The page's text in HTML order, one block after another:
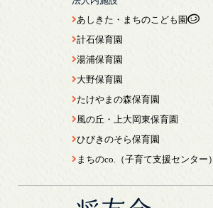
あしきた・まちのこども園
計石保育園
湯浦保育園
大野保育園
たけやまの森保育園
風の丘・上大岡東保育園
ひびきのそら保育園
まちのco.（子育て支援センター）